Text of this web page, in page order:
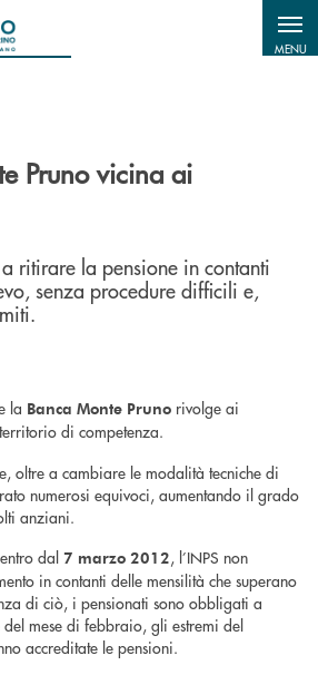
MENU
Pruno vicina ai
ritirare la pensione in contanti
senza procedure difficili e,
la Banca Monte Pruno rivolge ai
di competenza.
oltre a cambiare le modalità tecniche di
numerosi equivoci, aumentando il grado
anziani.
dal 7 marzo 2012, l’INPS non
in contanti delle mensilità che superano
di ciò, i pensionati sono obbligati a
mese di febbraio, gli estremi del
accreditate le pensioni.